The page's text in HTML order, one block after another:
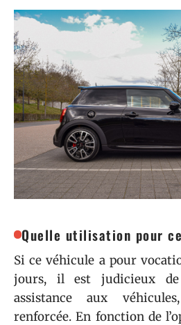
Quelle utilisation pour
Si ce véhicule a pour
jours, il est judicieux de
assistance aux
renforcée. En fonction de